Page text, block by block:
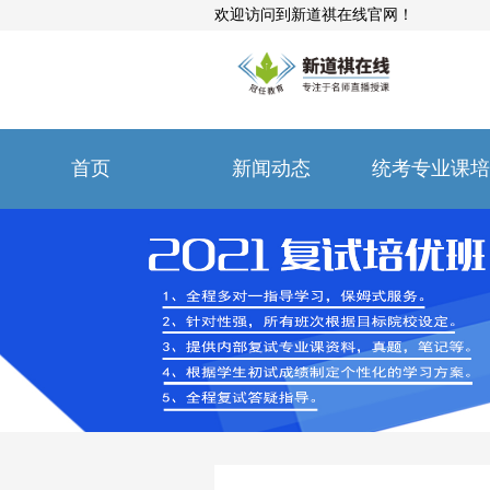
欢迎访问到新道祺在线官网！
首页 新闻动态 统考专业课